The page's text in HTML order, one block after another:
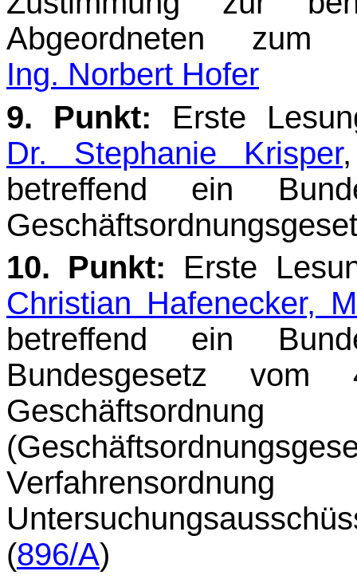
Abgeordneten zum
Ing. Norbert Hofer
9. Punkt: Erste
Dr. Stephanie Krisper
betreffend ein
10. Punkt: Erste
Christian Hafenecker,
betreffend ein
Bundesgesetz
(896/A)